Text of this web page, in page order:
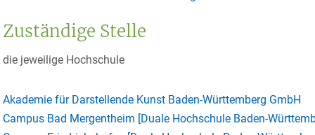
Zuständige Stelle
die jeweilige Hochschule
Akademie für Darstellende Kunst Baden-Württemberg GmbH
Campus Bad Mergentheim [Duale Hochschule Baden-